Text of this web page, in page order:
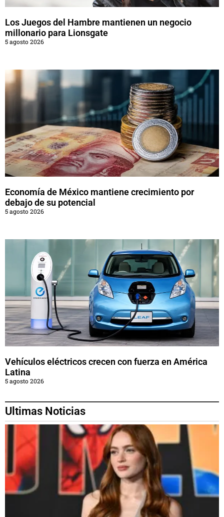
Los Juegos del Hambre mantienen un negocio
millonario para Lionsgate
5 agosto 2026
Economía de México mantiene crecimiento por
debajo de su potencial
5 agosto 2026
Vehículos eléctricos crecen con fuerza en América
Latina
5 agosto 2026
Ultimas Noticias